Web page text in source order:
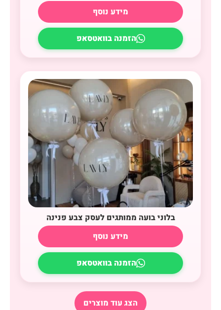
מידע נוסף
הזמנה בוואטסאפ
בלוני בועה ממותגים לעסק צבע פנינה
מידע נוסף
הזמנה בוואטסאפ
הצג עוד מוצרים